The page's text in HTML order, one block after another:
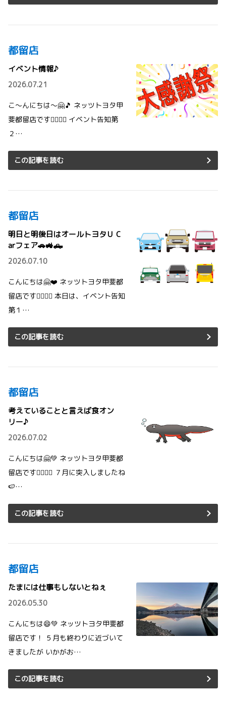
都留店
イベント情報♪
2026.07.21
こ～んにちは～🤗🎵 ネッツトヨタ甲
斐都留店です💁‍♀️💁‍♂️ イベント告知第
２…
この記事を読む
都留店
明日と明後日はオールトヨタＵ C
arフェア🚗🚜🛻
2026.07.10
こんにちは🤗❤️ ネッツトヨタ甲斐都
留店です💁‍♂️💁‍♀️ 本日は、イベント告知
第１…
この記事を読む
都留店
考えていることと言えば食オン
リー♪
2026.07.02
こんにちは🤗💚 ネッツトヨタ甲斐都
留店です💁‍♀️💁‍♂️ ７月に突入しましたね
🍉…
この記事を読む
都留店
たまには仕事もしないとねぇ
2026.05.30
こんにちは😄💚 ネッツトヨタ甲斐都
留店です！ ５月も終わりに近づいて
きましたが いかがお…
この記事を読む